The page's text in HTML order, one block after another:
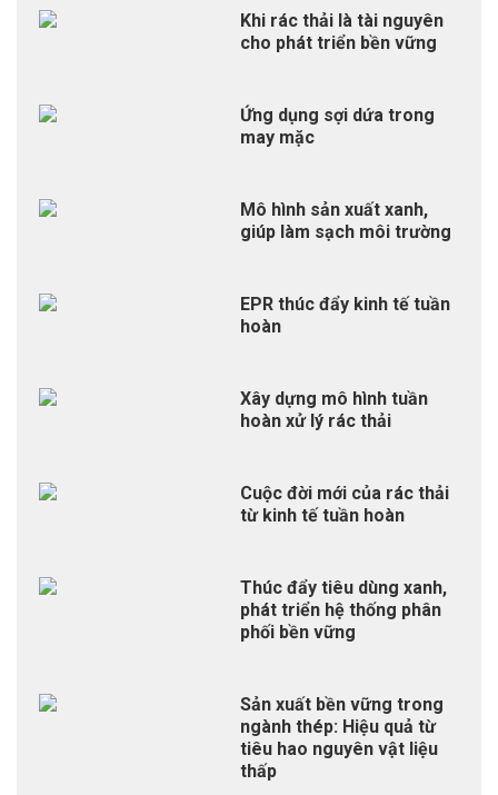
Khi rác thải là tài nguyên
cho phát triển bền vững
Ứng dụng sợi dứa trong
may mặc
Mô hình sản xuất xanh,
giúp làm sạch môi trường
EPR thúc đẩy kinh tế tuần
hoàn
Xây dựng mô hình tuần
hoàn xử lý rác thải
Cuộc đời mới của rác thải
từ kinh tế tuần hoàn
Thúc đẩy tiêu dùng xanh,
phát triển hệ thống phân
phối bền vững
Sản xuất bền vững trong
ngành thép: Hiệu quả từ
tiêu hao nguyên vật liệu
thấp